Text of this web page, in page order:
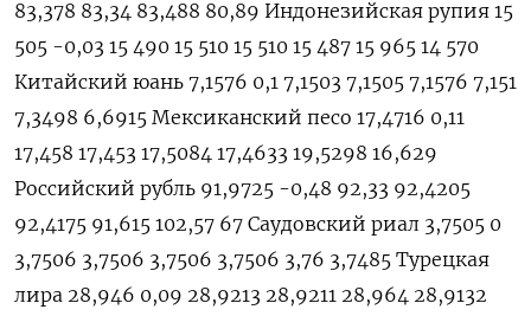
83,378 83,34 83,488 80,89 Индонезийская рупия 15
505 -0,03 15 490 15 510 15 510 15 487 15 965 14 570
Китайский юань 7,1576 0,1 7,1503 7,1505 7,1576 7,151
7,3498 6,6915 Мексиканский песо 17,4716 0,11
17,458 17,453 17,5084 17,4633 19,5298 16,629
Российский рубль 91,9725 -0,48 92,33 92,4205
92,4175 91,615 102,57 67 Саудовский риал 3,7505 0
3,7506 3,7506 3,7506 3,7506 3,76 3,7485 Турецкая
лира 28,946 0,09 28,9213 28,9211 28,964 28,9132